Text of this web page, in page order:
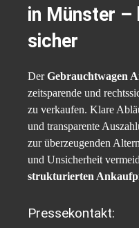
in Münster –
sicher
DerGebrauchtwagen
zeitsparende und
zu verkaufen. Klare
und transparente
zur überzeugenden
und Unsicherheit
strukturierten
Pressekontakt: